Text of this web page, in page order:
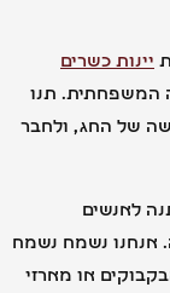
כשרים
תנו
ולחבר
נשמח נשמח
או מארזי